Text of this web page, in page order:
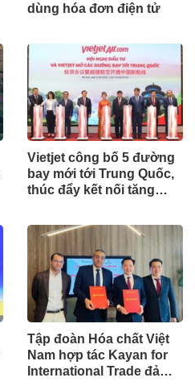
dùng hóa đơn điện tử
Vietjet công bố 5 đường
bay mới tới Trung Quốc,
thúc đẩy kết nối tăng
Quốc
Tập đoàn Hóa chất Việt
Nam hợp tác Kayan for
International Trade đảm